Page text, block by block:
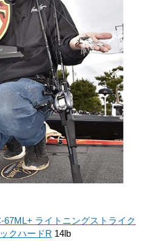
67ML+ ライトニングストライク
クハードR 14lb